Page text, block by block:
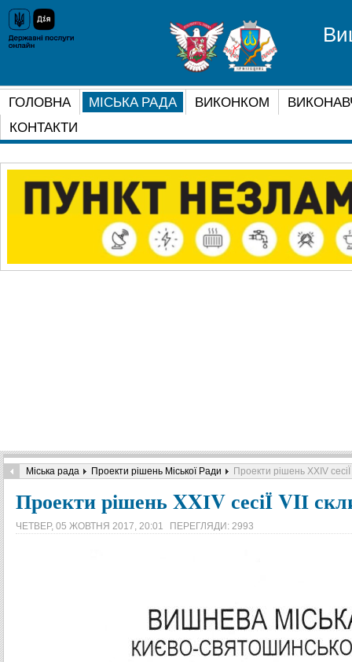
ГОЛОВНА МІСЬКА РАДА ВИКОНКОМ
КОНТАКТИ
Міська рада Проекти рішень Міської Ради Проекти рішень XXІV
Проекти рішень XXІV сесіЇ VIІ
ЧЕТВЕР, 05 ЖОВТНЯ 2017, 20:01 ПЕРЕГЛЯДИ: 2993